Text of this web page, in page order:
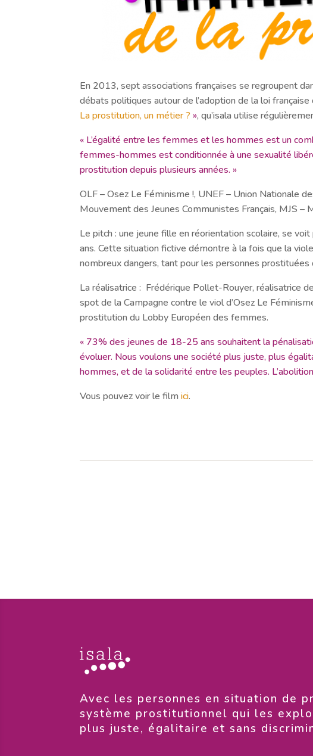
En 2013, sept associations françaises se regroupent
débats politiques autour de l’adoption de la loi
La prostitution, un métier ? », qu’isala utilise
« L’égalité entre les femmes et les hommes est un
femmes-hommes est conditionnée à une sexualité
prostitution depuis plusieurs années. »
OLF – Osez Le Féminisme !, UNEF – Union Nationale
Mouvement des Jeunes Communistes Français, MJS
Le pitch : une jeune fille en réorientation scolaire, se
ans. Cette situation fictive démontre à la fois que la
nombreux dangers, tant pour les personnes prostituées
La réalisatrice : Frédérique Pollet-Rouyer, réalisatrice
spot de la Campagne contre le viol d’Osez Le
prostitution du Lobby Européen des femmes.
« 73% des jeunes de 18-25 ans souhaitent la
évoluer. Nous voulons une société plus juste, plus
hommes, et de la solidarité entre les peuples.
Vous pouvez voir le filmici.
​Avec les personnes en situation de
système prostitutionnel qui les
plus juste, égalitaire et sans